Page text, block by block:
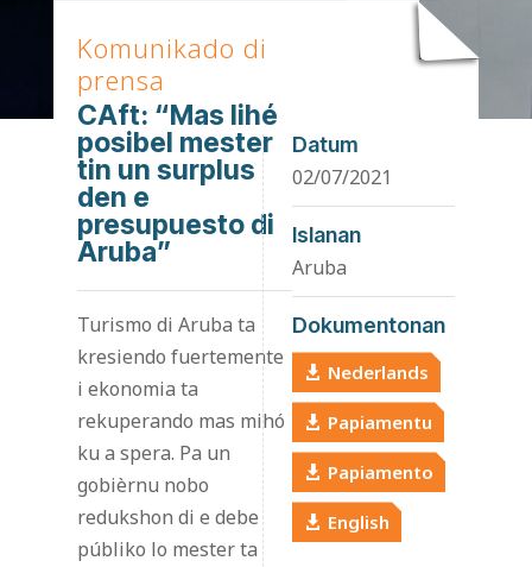
Komunikado di
prensa
CAft: “Mas lihé
posibel mester
tin un surplus
den e
presupuesto di
Aruba”
Turismo di Aruba ta
kresiendo fuertemente
i ekonomia ta
rekuperando mas mihó
ku a spera. Pa un
gobièrnu nobo
redukshon di e debe
públiko lo mester ta
Datum
02/07/2021
Islanan
Aruba
Dokumentonan
Nederlands
Papiamentu
Papiamento
English